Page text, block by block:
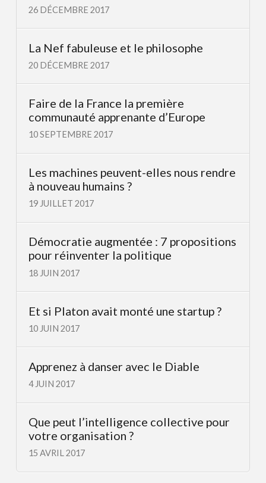
26 DÉCEMBRE 2017
La Nef fabuleuse et le philosophe
20 DÉCEMBRE 2017
Faire de la France la première
communauté apprenante d’Europe
10 SEPTEMBRE 2017
Les machines peuvent-elles nous rendre
à nouveau humains ?
19 JUILLET 2017
Démocratie augmentée : 7 propositions
pour réinventer la politique
18 JUIN 2017
Et si Platon avait monté une startup ?
10 JUIN 2017
Apprenez à danser avec le Diable
4 JUIN 2017
Que peut l’intelligence collective pour
votre organisation ?
15 AVRIL 2017